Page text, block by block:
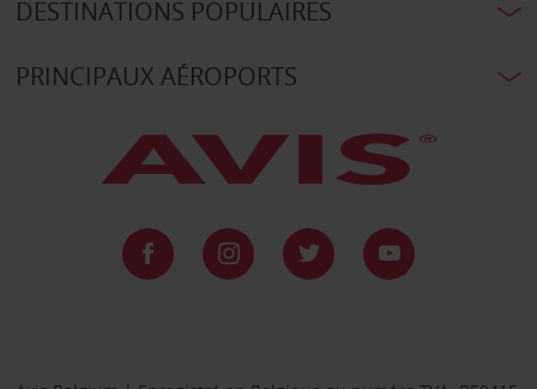
DESTINATIONS POPULAIRES
PRINCIPAUX AÉROPORTS